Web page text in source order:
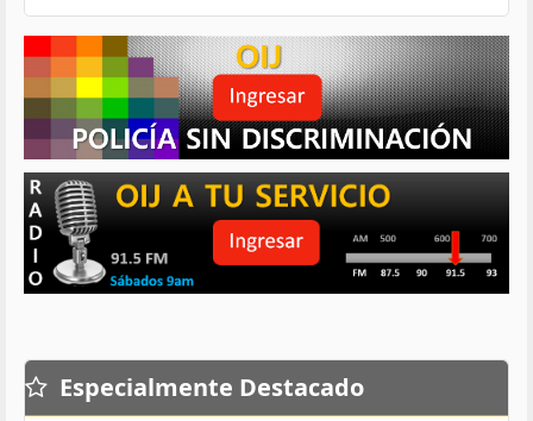
Especialmente Destacado